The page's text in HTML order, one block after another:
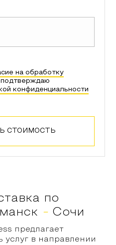
на обработку
подтверждаю
конфиденциальности
СТОИМОСТЬ
по
- Сочи
предлагает
в направлении